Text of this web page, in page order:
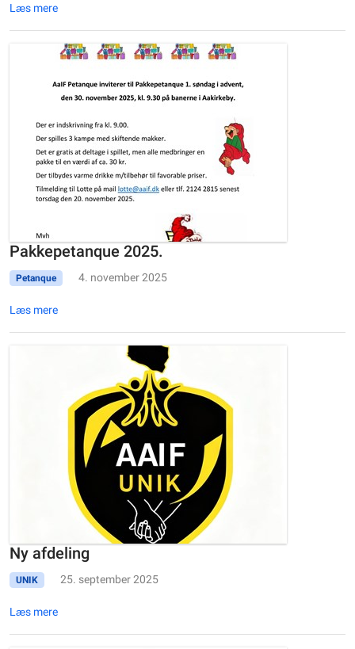
Læs mere
Pakkepetanque 2025.
Petanque 4. november 2025
Læs mere
Ny afdeling
UNIK 25. september 2025
Læs mere